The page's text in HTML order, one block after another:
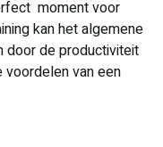
moment voor
kan het algemene
door de productiviteit
voordelen van een